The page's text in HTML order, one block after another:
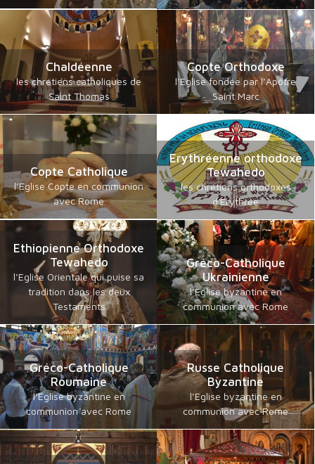
Chaldéenne
les chrétiens catholiques de
Saint Thomas
Copte Orthodoxe
l’Eglise fondée par l’Apôtre
Saint Marc
Copte Catholique
l’Eglise Copte en communion
avec Rome
Erythréenne orthodoxe
Tewahedo
les chrétiens orthodoxes
d'Erythrée
Ethiopienne Orthodoxe
Tewahedo
l’Eglise Orientale qui puise sa
tradition dans les deux
Testaments
Gréco-Catholique
Ukrainienne
l’Eglise byzantine en
communion avec Rome
Gréco-Catholique
Roumaine
l’Eglise byzantine en
communion avec Rome
Russe Catholique
Byzantine
l’Eglise byzantine en
communion avec Rome